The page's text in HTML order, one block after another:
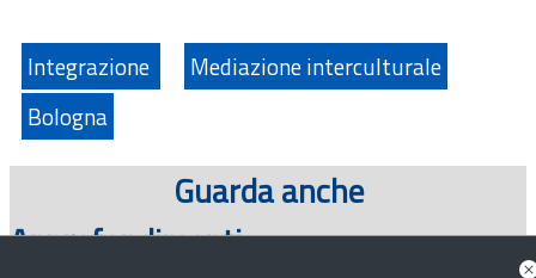
Integrazione
Mediazione interculturale
Bologna
Guarda anche
Approfondimenti